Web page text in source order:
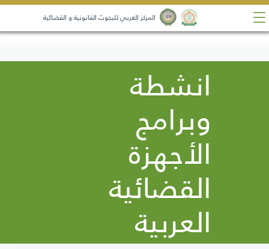
المركز العربي للبحوث القانونية و القضائية
انشطة
وبرامج
الأجهزة
القضائية
العربية